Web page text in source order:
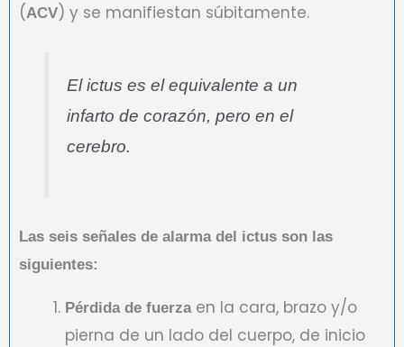
(ACV) y se manifiestan súbitamente.
El ictus es el equivalente a un
infarto de corazón, pero en el
cerebro.
Las seis señales de alarma del ictus son las
siguientes:
Pérdida de fuerzaen la cara, brazo y/o
pierna de un lado del cuerpo, de inicio